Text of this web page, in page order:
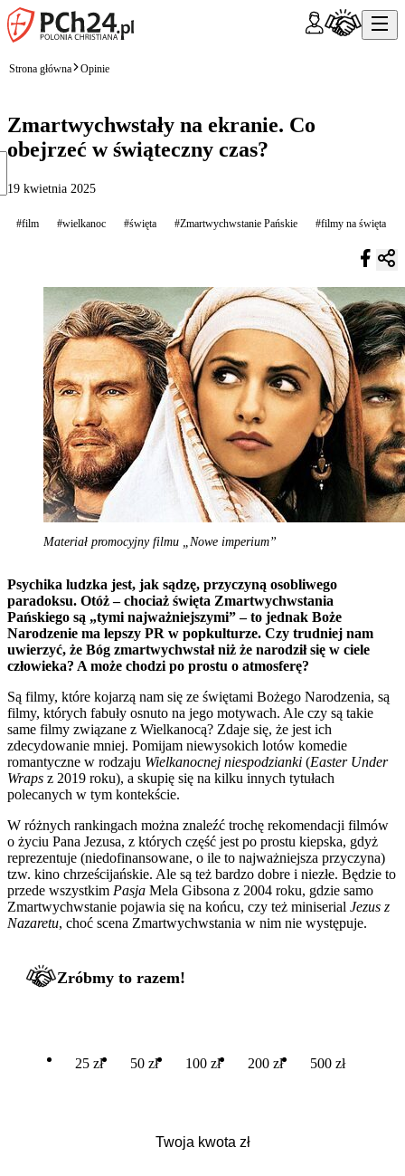
Strona główna Opinie
Zmartwychwstały na ekranie. Co
obejrzeć w świąteczny czas?
19 kwietnia 2025
#film #wielkanoc #święta #Zmartwychwstanie Pańskie #filmy na święta
Materiał promocyjny filmu „Nowe imperium”
Psychika ludzka jest, jak sądzę, przyczyną osobliwego
paradoksu. Otóż – chociaż święta Zmartwychwstania
Pańskiego są „tymi najważniejszymi” – to jednak Boże
Narodzenie ma lepszy PR w popkulturze. Czy trudniej nam
uwierzyć, że Bóg zmartwychwstał niż że narodził się w ciele
człowieka? A może chodzi po prostu o atmosferę?
Są filmy, które kojarzą nam się ze świętami Bożego Narodzenia, są
filmy, których fabuły osnuto na jego motywach. Ale czy są takie
same filmy związane z Wielkanocą? Zdaje się, że jest ich
zdecydowanie mniej. Pomijam niewysokich lotów komedie
romantyczne w rodzaju Wielkanocnej niespodzianki (Easter Under
Wraps z 2019 roku), a skupię się na kilku innych tytułach
polecanych w tym kontekście.
W różnych rankingach można znaleźć trochę rekomendacji filmów
o życiu Pana Jezusa, z których część jest po prostu kiepska, gdyż
reprezentuje (niedofinansowane, o ile to najważniejsza przyczyna)
tzw. kino chrześcijańskie. Ale są też bardzo dobre i niezłe. Będzie to
przede wszystkim Pasja Mela Gibsona z 2004 roku, gdzie samo
Zmartwychwstanie pojawia się na końcu, czy też miniserial Jezus z
Nazaretu, choć scena Zmartwychwstania w nim nie występuje.
Zróbmy to razem!
25 zł 50 zł 100 zł 200 zł 500 zł